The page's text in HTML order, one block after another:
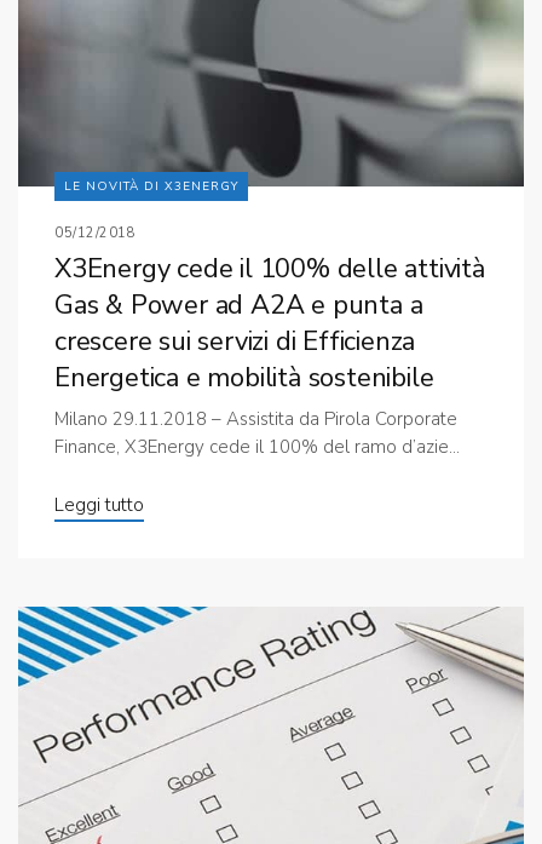
LE NOVITÀ DI X3ENERGY
05/12/2018
X3Energy cede il 100% delle attività
Gas & Power ad A2A e punta a
crescere sui servizi di Efficienza
Energetica e mobilità sostenibile
Milano 29.11.2018 – Assistita da Pirola Corporate
Finance, X3Energy cede il 100% del ramo d’azie...
Leggi tutto